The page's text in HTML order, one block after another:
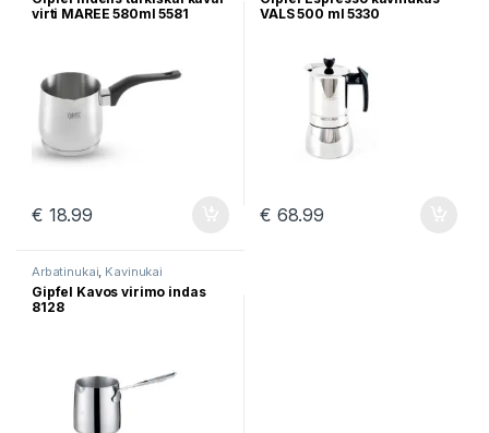
virti MAREE 580ml 5581
€ 18.99
VALS 500 ml 5330
€ 68.99
Arbatinukai, Kavinukai
Gipfel Kavos virimo indas
8128